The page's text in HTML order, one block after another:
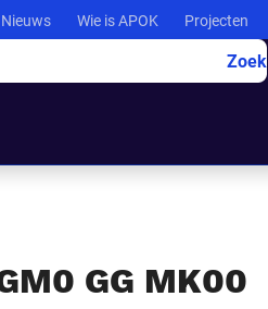
Nieuws Wie is APOK Projecten
Zoek
GG MK00